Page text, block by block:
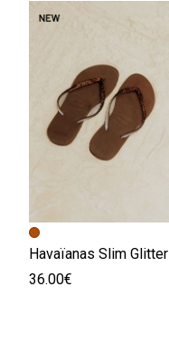
Havaïanas Slim Glitter
36.00€